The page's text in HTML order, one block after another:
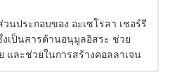
วนประกอบของ อะเซโรลา เชอร์รี
เป็นสารต้านอนุมูลอิสระ ช่วย
และช่วยในการสร้างคอลลาเจน